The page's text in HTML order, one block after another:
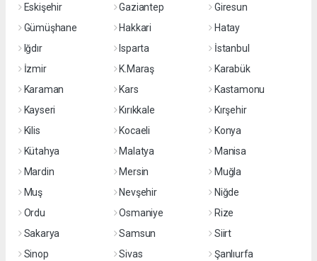
Eskişehir
Gaziantep
Giresun
Gümüşhane
Hakkari
Hatay
Iğdır
Isparta
İstanbul
İzmir
K.Maraş
Karabük
Karaman
Kars
Kastamonu
Kayseri
Kırıkkale
Kırşehir
Kilis
Kocaeli
Konya
Kütahya
Malatya
Manisa
Mardin
Mersin
Muğla
Muş
Nevşehir
Niğde
Ordu
Osmaniye
Rize
Sakarya
Samsun
Siirt
Sinop
Sivas
Şanlıurfa